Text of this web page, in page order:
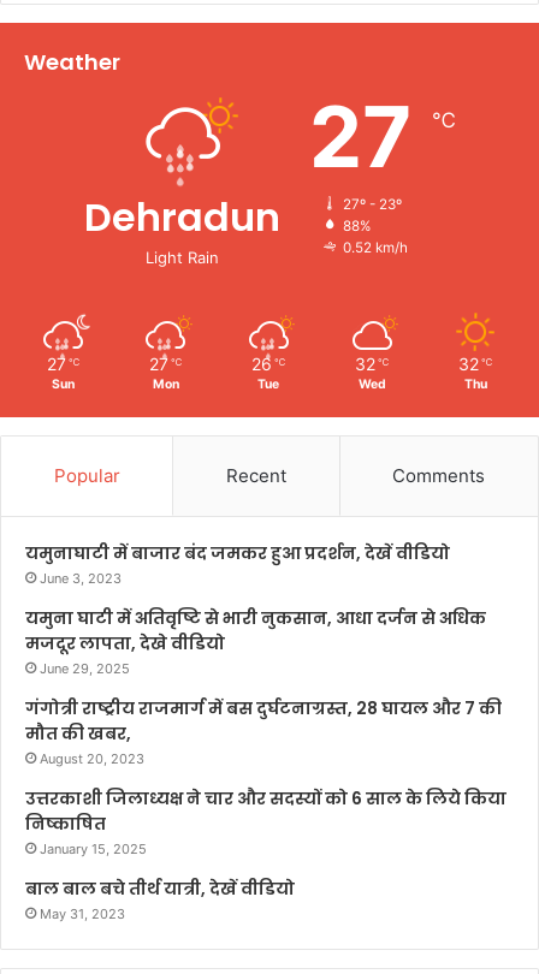
Weather
Dehradun
Light Rain
27 ℃
27º - 23º
88%
0.52 km/h
27 ℃
Sun
27 ℃
Mon
26 ℃
Tue
32 ℃
Wed
32 ℃
Thu
Popular Recent Comments
यमुनाघाटी में बाजार बंद जमकर हुआ प्रदर्शन, देखें वीडियो
June 3, 2023
यमुना घाटी में अतिवृष्टि से भारी नुकसान, आधा दर्जन से अधिक
मजदूर लापता, देखे वीडियो
June 29, 2025
गंगोत्री राष्ट्रीय राजमार्ग में बस दुर्घटनाग्रस्त, 28 घायल और 7 की
मौत की खबर,
August 20, 2023
उत्तरकाशी जिलाध्यक्ष ने चार और सदस्यों को 6 साल के लिये किया
निष्काषित
January 15, 2025
बाल बाल बचे तीर्थ यात्री, देखें वीडियो
May 31, 2023